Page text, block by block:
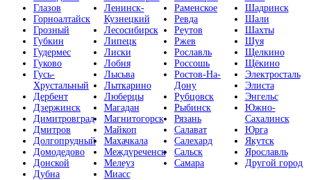
Глазов
Горноалтайск
Грозный
Губкин
Гудермес
Гуково
Гусь-
Хрустальный
Дербент
Дзержинск
Димитровград
Дмитров
Долгопрудный
Домодедово
Донской
Дубна
Ленинск-
Кузнецкий
Лесосибирск
Липецк
Лиски
Лобня
Лысьва
Лыткарино
Люберцы
Магадан
Магнитогорск
Майкоп
Махачкала
Междуреченск
Мелеуз
Миасс
Раменское
Ревда
Реутов
Ржев
Рославль
Россошь
Ростов-На-
Дону
Рубцовск
Рыбинск
Рязань
Салават
Салехард
Сальск
Самара
Шадринск
Шали
Шахты
Шуя
Щелкино
Щёкино
Электросталь
Элиста
Энгельс
Южно-
Сахалинск
Юрга
Якутск
Ярославль
Другой город